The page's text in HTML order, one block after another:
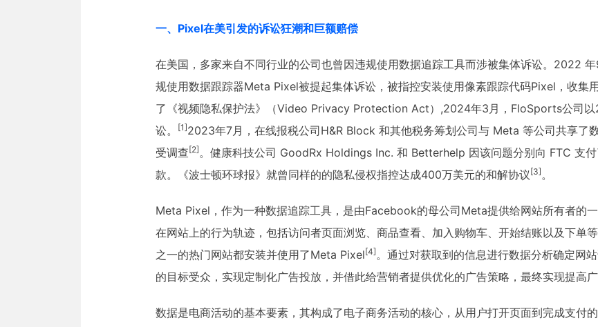
一、Pixel在美引发的诉讼狂潮和巨额赔偿
在美国，多家来自不同行业的公司也曾因违规使用数据追踪工具而涉被集体诉讼。2022
规使用数据跟踪器Meta Pixel被提起集体诉讼，被指控安装使用像素跟踪代码Pixel，收集
了《视频隐私保护法》（Video Privacy Protection Act）,2024年3月，FloSports公司
讼。
[1]2023年7月，在线报税公司H&R Block 和其他税务筹划公司与 Meta 等公司共享了
受调查 [2]。健康科技公司 GoodRx Holdings Inc. 和 Betterhelp 因该问题分别向 FTC 支
款。《波士顿环球报》就曾同样的的隐私侵权指控达成400万美元的和解协议 [3]。
Meta Pixel，作为一种数据追踪工具，是由Facebook的母公司Meta提供给网站所有者的
在网站上的行为轨迹，包括访问者页面浏览、商品查看、加入购物车、开始结账以及下单
之一的热门网站都安装并使用了Meta Pixel [4]。通过对获取到的信息进行数据分析确定网
的目标受众，实现定制化广告投放，并借此给营销者提供优化的广告策略，最终实现提高
数据是电商活动的基本要素，其构成了电子商务活动的核心，从用户打开页面到完成支付